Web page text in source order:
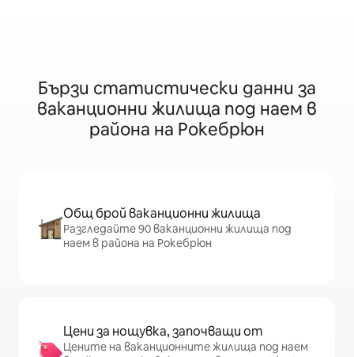
Бързи статистически данни за
ваканционни жилища под наем в
района на Рокебрюн
Общ брой ваканционни жилища
Разгледайте 90 ваканционни жилища под
наем в района на Рокебрюн
Цени за нощувка, започващи от
Цените на ваканционните жилища под наем